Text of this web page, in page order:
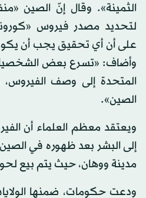
الثمينة». وقال إنّ الصين
لتحديد مصدر فيروس
على أن أي تحقيق يجب أن
وأضاف: «تسرع بعض
المتحدة إلى وصف
الصين».
ويعتقد معظم العلماء أن
إلى البشر بعد ظهوره في
مدينة ووهان، حيث يتم بيع
ودعت حكومات، ضمنها